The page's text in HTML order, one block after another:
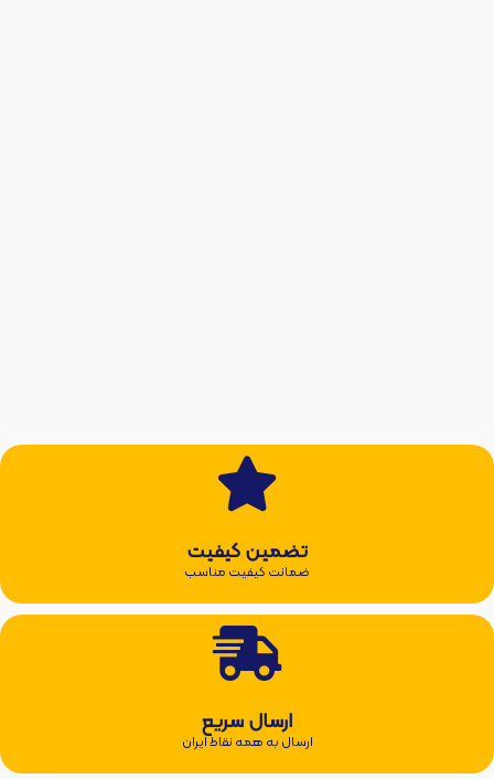
تضمین کیفیت
ضمانت کیفیت مناسب
ارسال سریع
ارسال به همه نقاط ایران